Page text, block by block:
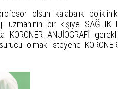
olsun kalabalık poliklinik
uzmanının bir kişiye SAĞLIKLI
KORONER ANJİOGRAFİ gerekli
olmak isteyene KORONER